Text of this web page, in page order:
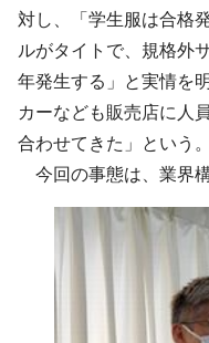
対し、「学生服は合格
ルがタイトで、規格外
年発生する」と実情を
カーなども販売店に人
合わせてきた」という。
今回の事態は、業界